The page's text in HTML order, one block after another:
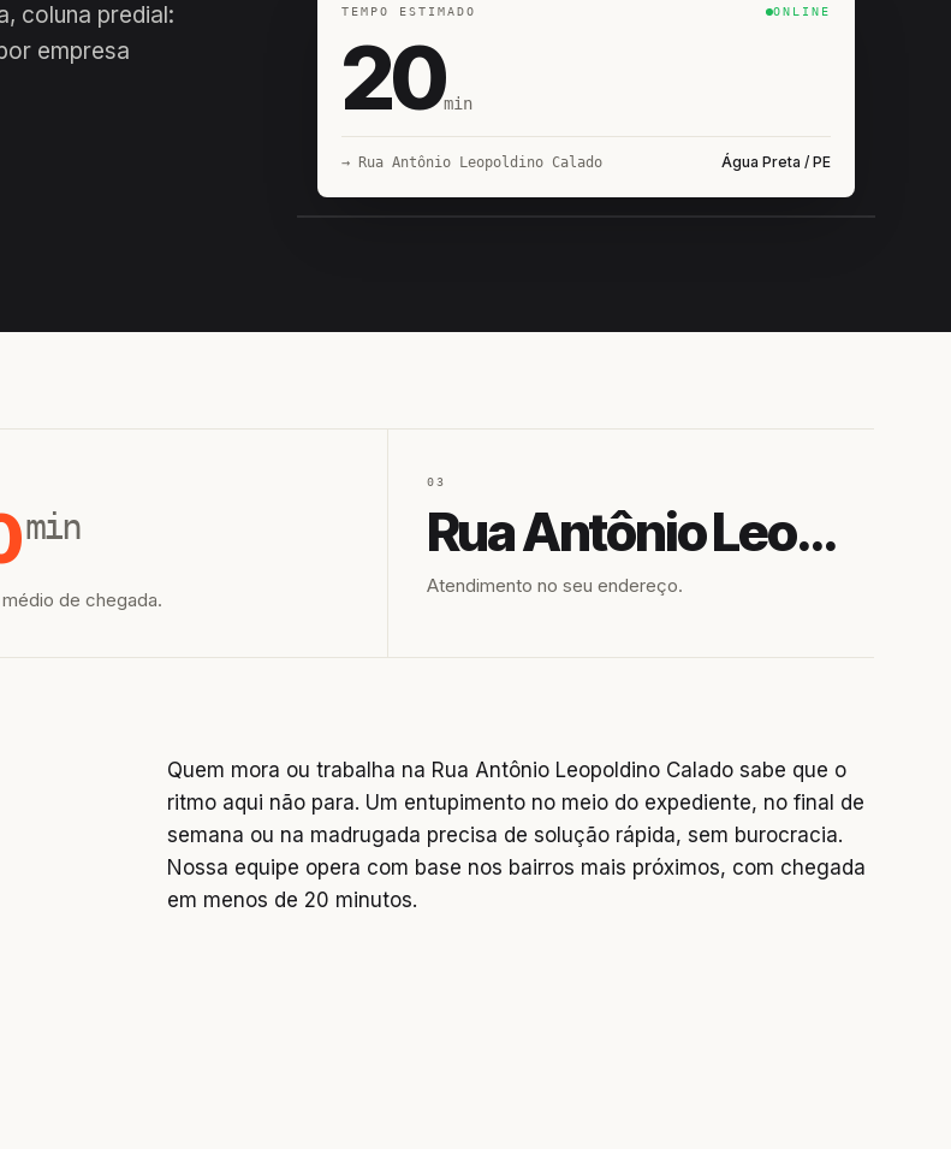
coluna predial:
empresa
TEMPO ESTIMADO ONLINE
20min
→ Rua Antônio Leopoldino Calado Água Preta / PE
min
de chegada.
03
Rua Antônio Leopoldino Calado
Atendimento no seu endereço.
Quem mora ou trabalha na Rua Antônio Leopoldino Calado sabe que o
ritmo aqui não para. Um entupimento no meio do expediente, no final de
semana ou na madrugada precisa de solução rápida, sem burocracia.
Nossa equipe opera com base nos bairros mais próximos, com chegada
em menos de 20 minutos.